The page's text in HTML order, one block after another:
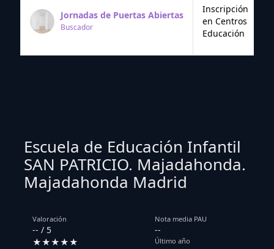
Jornadas de Puertas Abiertas
Buscador
Inscripción
en Centros
Educación
Escuela de Educación Infantil
SAN PATRICIO. Majadahonda.
Majadahonda Madrid
Valoración
-- / 5
★★★★★
Nota media PAU
--
Último año